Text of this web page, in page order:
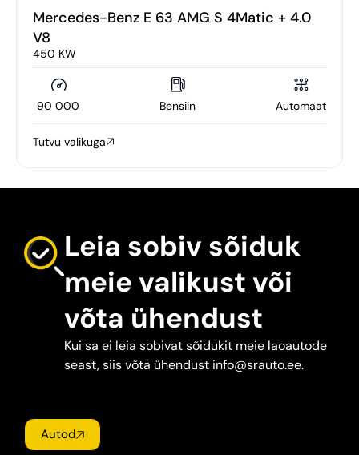
Mercedes-Benz E 63 AMG S 4Matic + 4.0
V8
450 KW
90 000 Bensiin Automaat
Tutvu valikuga
Leia sobiv sõiduk
meie valikust või
võta ühendust
Kui sa ei leia sobivat sõidukit meie laoautode
seast, siis võta ühendust info@srauto.ee.
Autod